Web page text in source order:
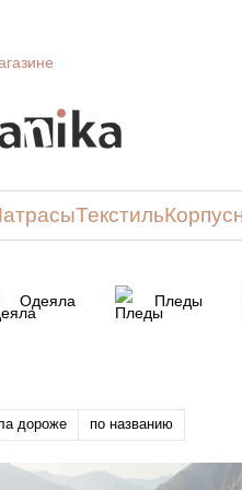
Текстиль
Одеяла Пледы
дороже по названию